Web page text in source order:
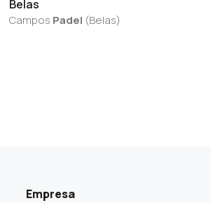
Belas
Campos Padel (Belas)
Empresa